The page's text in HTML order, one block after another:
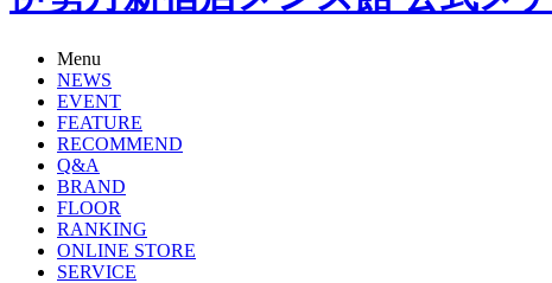
Menu
NEWS
EVENT
FEATURE
RECOMMEND
Q&A
BRAND
FLOOR
RANKING
ONLINE STORE
SERVICE